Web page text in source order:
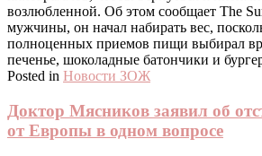
возлюбленной. Об этом сообщает The
мужчины, он начал набирать вес,
полноценных приемов пищи выбирал
печенье, шоколадные батончики и
Posted in Новости ЗОЖ
Доктор Мясников заявил об
от Европы в одном вопросе